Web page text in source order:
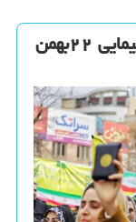
معاون علمی رئیس جمهوری در راهپیمایی ۲۲بهمن